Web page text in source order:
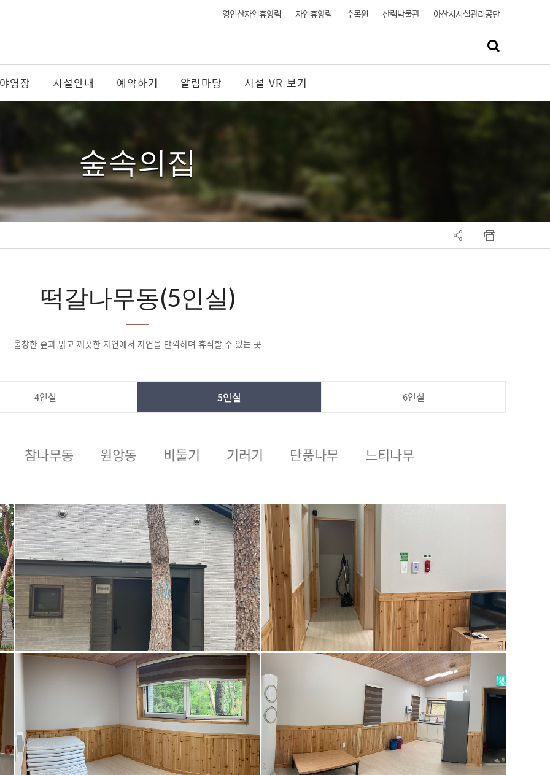
영인산자연휴양림 자연휴양림 수목원 산림박물관 아산시시설관리공단
영장 시설안내 예약하기 알림마당 시설 VR 보기
숲속의집
떡갈나무동(5인실)
울창한 숲과 맑고 깨끗한 자연에서 자연을 만끽하며 휴식할 수 있는 곳
4인실 5인실 6인실
참나무동 원앙동 비둘기 기러기 단풍나무 느티나무